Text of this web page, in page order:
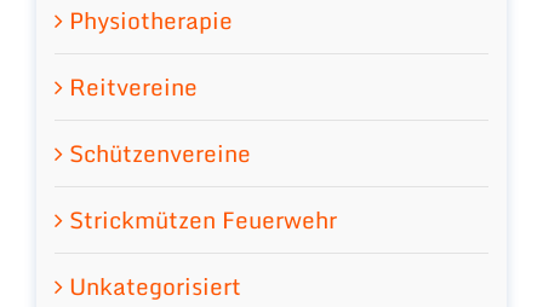
Physiotherapie
Reitvereine
Schützenvereine
Strickmützen Feuerwehr
Unkategorisiert